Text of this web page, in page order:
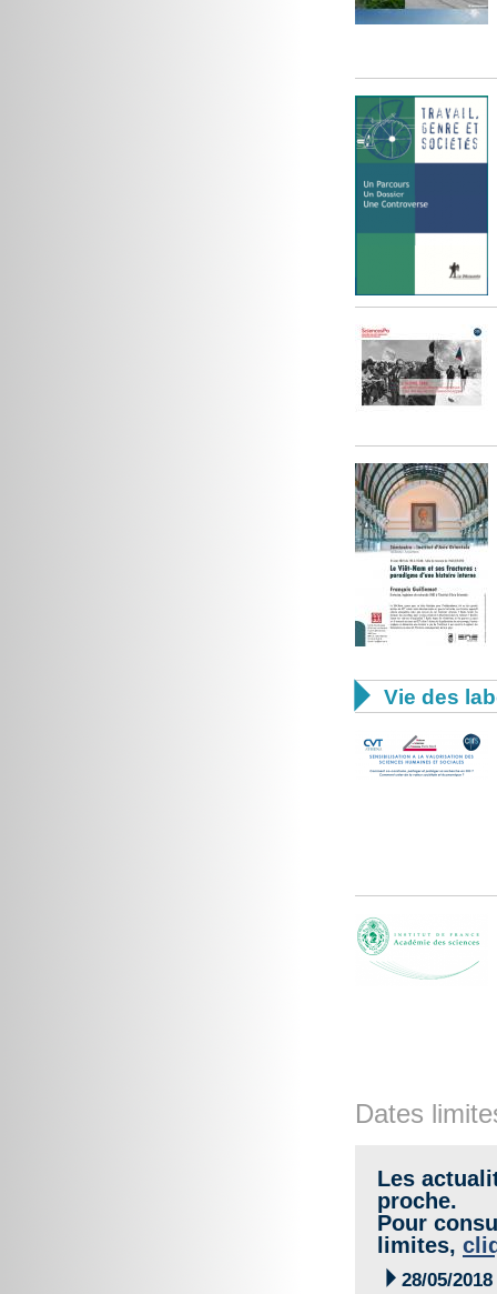
 Vie des
Dates
Les
proche.
Pour
limites,
 28/05/2018